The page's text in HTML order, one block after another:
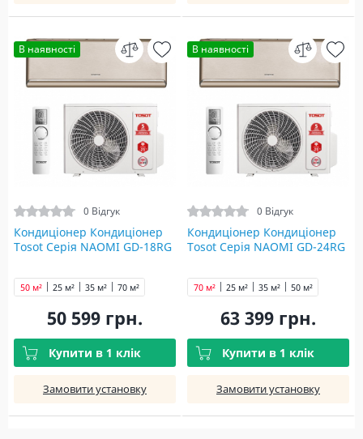
В наявності
0 Відгук
Кондиціонер Кондиціонер
Tosot Серія NAOMI GD-18RG
25 м² 35 м²
50 м² 70 м²
50 599 грн.
Купити в 1 клік
Замовити установку
В наявності
0 Відгук
Кондиціонер Кондиціонер
Tosot Серія NAOMI GD-24RG
25 м² 35 м² 50 м²
70 м²
63 399 грн.
Купити в 1 клік
Замовити установку